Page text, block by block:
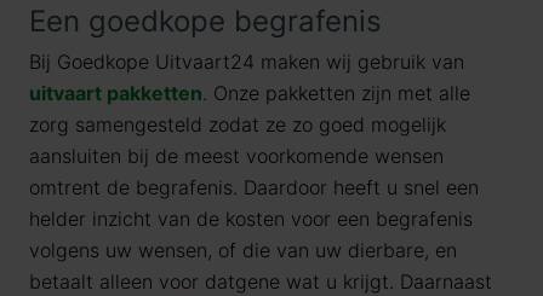
Een goedkope begrafenis
Bij Goedkope Uitvaart24 maken wij gebruik van
uitvaart pakketten. Onze pakketten zijn met alle
zorg samengesteld zodat ze zo goed mogelijk
aansluiten bij de meest voorkomende wensen
omtrent de begrafenis. Daardoor heeft u snel een
helder inzicht van de kosten voor een begrafenis
volgens uw wensen, of die van uw dierbare, en
betaalt alleen voor datgene wat u krijgt. Daarnaast